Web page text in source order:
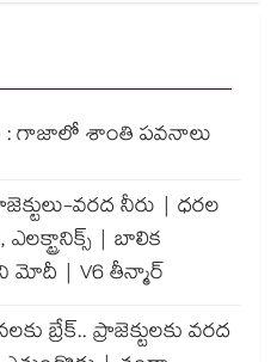
: గాజాలో శాంతి పవనాలు
వరద నీరు | ధరల
| బాలిక
మోదీ | V6 తీన్మార్
బ్రేక్.. ప్రాజెక్టులకు వరద